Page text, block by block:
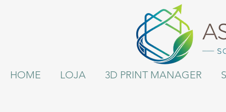
HOME LOJA 3D PRINT MANAGER